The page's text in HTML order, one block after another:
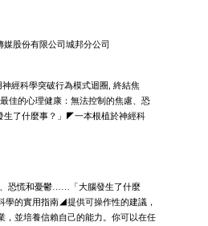
股份有限公司城邦分公司
神經科學突破行為模式迴圈, 終結焦
佳的心理健康：無法控制的焦慮、恐
了什麼事？」◤一本根植於神經科
恐慌和憂鬱……「大腦發生了什麼
的實用指南◢提供可操作性的建議，
，並培養信賴自己的能力。你可以在任